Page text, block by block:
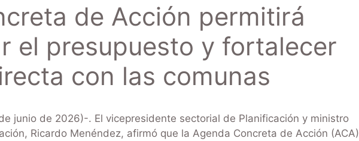
de Acción permitirá
el presupuesto y fortalecer
con las comunas
junio de 2026)-. El vicepresidente sectorial de Planificación y ministro
Ricardo Menéndez, afirmó que la Agenda Concreta de Acción (ACA)